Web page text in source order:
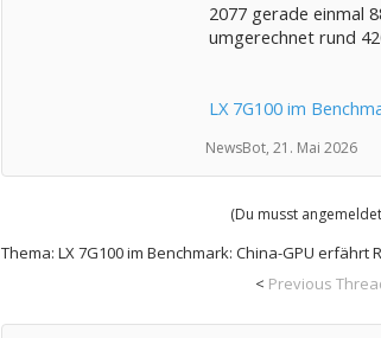
2077 gerade einmal
umgerechnet rund
LX 7G100 im
NewsBot, 21. Mai 2026
(Du musst
Thema: LX 7G100 im Benchmark: China-GPU erfährt
< Previous